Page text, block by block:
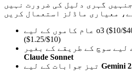
گہری دلیل کی ضرورت نہیں
($1.25/$10)
لیے سوچ کے طریقے کے بغیر
Claude Sonnet
Gemini